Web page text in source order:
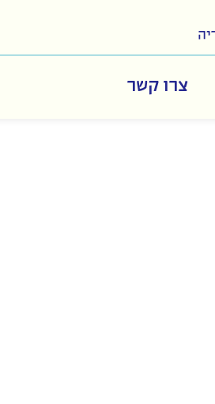
צרו קשר